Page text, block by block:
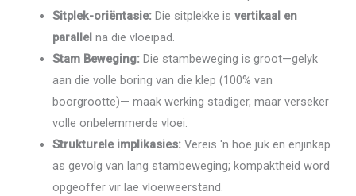
Sitplek-oriëntasie: Die sitplekke isvertikaal en
parallel na die vloeipad.
Stam Beweging: Die stambeweging is groot—gelyk
aan die volle boring van die klep (100% van
boorgrootte)— maak werking stadiger, maar verseker
volle onbelemmerde vloei.
Strukturele implikasies: Vereis 'n hoë juk en enjinkap
as gevolg van lang stambeweging; kompaktheid word
opgeoffer vir lae vloeiweerstand.